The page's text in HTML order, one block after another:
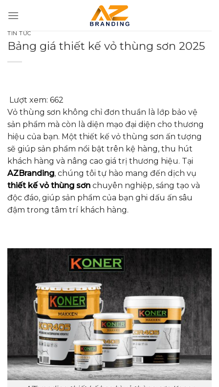
qua
nội
dung
TIN TỨC
Bảng giá thiết kế vỏ thùng sơn 2025
Lượt xem: 662
Vỏ thùng sơn không chỉ đơn thuần là lớp bảo vệ
sản phẩm mà còn là diện mạo đại diện cho thương
hiệu của bạn. Một thiết kế vỏ thùng sơn ấn tượng
sẽ giúp sản phẩm nổi bật trên kệ hàng, thu hút
khách hàng và nâng cao giá trị thương hiệu. Tại
AZBranding, chúng tôi tự hào mang đến dịch vụ
thiết kế vỏ thùng sơn chuyên nghiệp, sáng tạo và
độc đáo, giúp sản phẩm của bạn ghi dấu ấn sâu
đậm trong tâm trí khách hàng.